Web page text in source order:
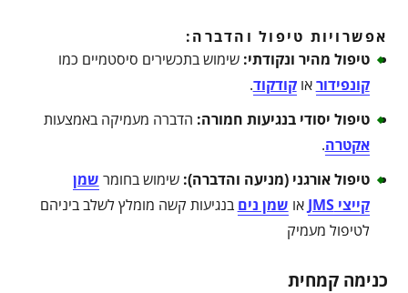
אפשרויות טיפול והדברה:
טיפול מהיר ונקודתי: שימוש בתכשירים סיסטמיים כמו
קונפידוראוקודקוד.
טיפול יסודי בנגיעות חמורה: הדברה מעמיקה באמצעות
אקטרה.
טיפול אורגני (מניעה והדברה): שימוש בחומר שמן
קייצי JMS
או שמן נים בנגיעות קשה מומלץ לשלב ביניהם
לטיפול מעמיק
כנימה קמחית